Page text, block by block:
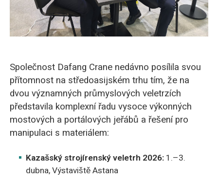
Společnost Dafang Crane nedávno posílila svou
přítomnost na středoasijském trhu tím, že na
dvou významných průmyslových veletrzích
představila komplexní řadu vysoce výkonných
mostových a portálových jeřábů a řešení pro
manipulaci s materiálem:
Kazašský strojírenský veletrh 2026: 1.–3.
dubna, Výstaviště Astana